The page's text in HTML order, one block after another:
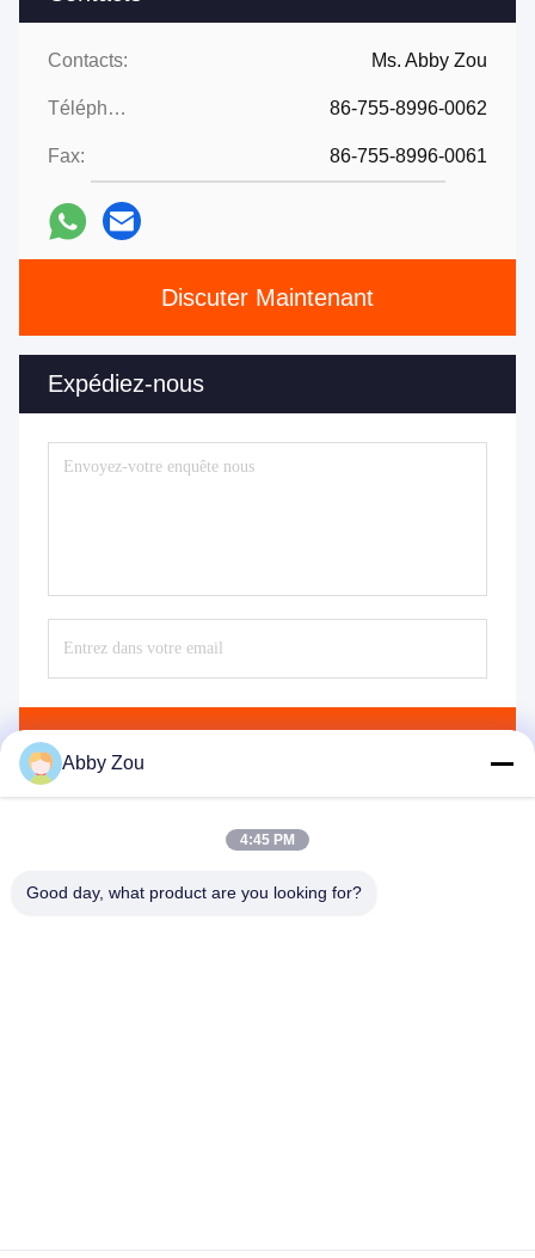
Contacts: Ms. Abby Zou
Téléphone: 86-755-8996-0062
Fax: 86-755-8996-0061
Discuter Maintenant
Expédiez-nous
Abby Zou
4:45 PM
Good day, what product are you looking for?